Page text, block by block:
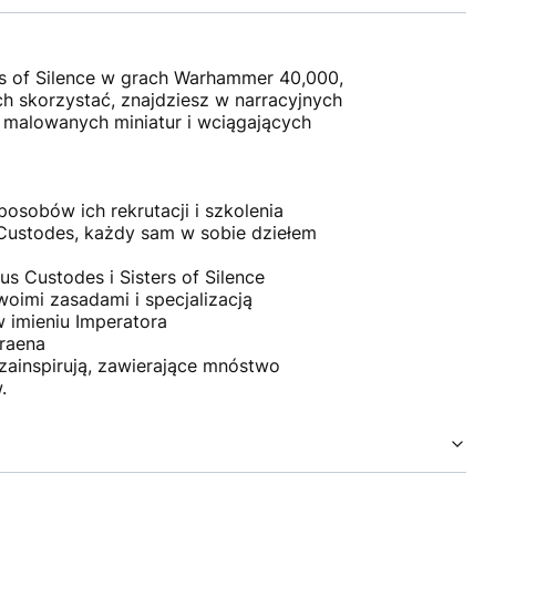
Silence w grach Warhammer 40,000,
skorzystać, znajdziesz w narracyjnych
miniatur i wciągających
ich rekrutacji i szkolenia
każdy sam w sobie dziełem
Custodes i Sisters of Silence
zasadami i specjalizacją
imieniu Imperatora
zawierające mnóstwo